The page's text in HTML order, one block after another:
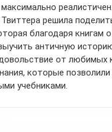
решила
благодаря книгам
античную
от любимых
которые позволили
учебниками.